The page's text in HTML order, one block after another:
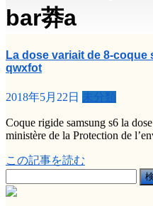
bar莽a
La dose variait de 8-
qwxfot
2018年5月22日 未分類
Coque rigide samsung s6 la
ministère de la Protection de
この記事を読む
索: